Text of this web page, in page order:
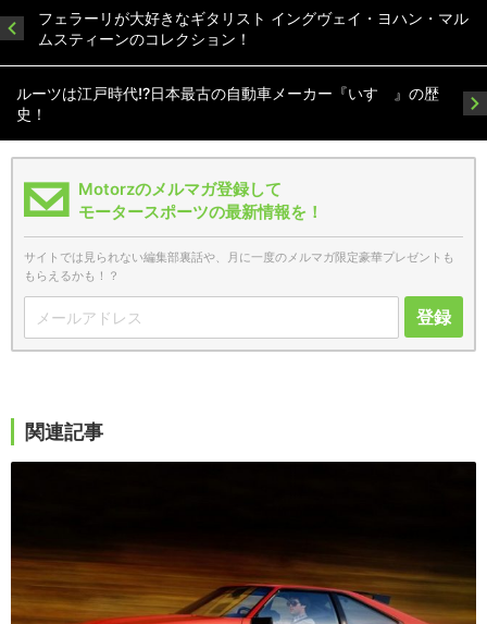
フェラーリが大好きなギタリスト イングヴェイ・ヨハン・マル
ムスティーンのコレクション！
ルーツは江戸時代!?日本最古の自動車メーカー『いすゞ』の歴
史！
Motorzのメルマガ登録して
モータースポーツの最新情報を！
サイトでは見られない編集部裏話や、月に一度のメルマガ限定豪華プレゼントも
もらえるかも！？
登録
関連記事